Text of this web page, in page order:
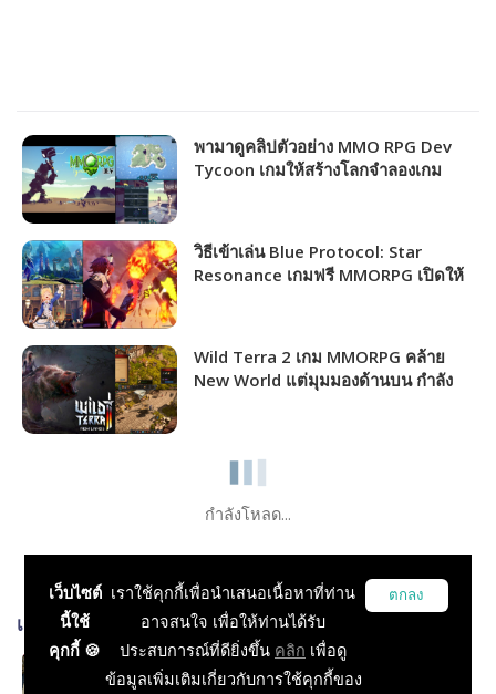
พามาดูคลิปตัวอย่าง MMO RPG Dev
Tycoon เกมให้สร้างโลกจำลองเกม
วิธีเข้าเล่น Blue Protocol: Star
Resonance เกมฟรี MMORPG เปิดให้
Wild Terra 2 เกม MMORPG คล้าย
New World แต่มุมมองด้านบน กำลัง
กำลังโหลด...
เกมส์ที่เกี่ยวข้อง
DokeV
เว็บไซต์
นี้ใช้
คุกกี้ 🍪
เราใช้คุกกี้เพื่อนำเสนอเนื้อหาที่ท่าน
อาจสนใจ เพื่อให้ท่านได้รับ
ประสบการณ์ที่ดียิ่งขึ้น คลิก เพื่อดู
ข้อมูลเพิ่มเติมเกี่ยวกับการใช้คุกกี้ของ
ตกลง